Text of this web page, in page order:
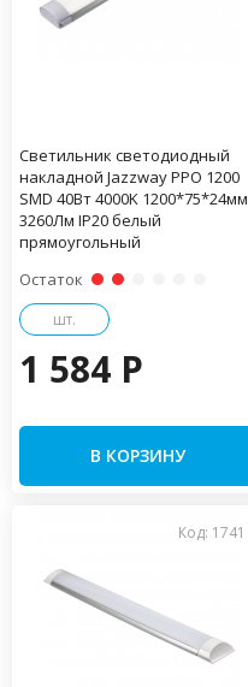
Светильник светодиодный
накладной Jazzway PPО 1200
SMD 40Вт 4000K 1200*75*24мм
3260Лм IP20 белый
прямоугольный
Остаток
шт.
1 584 P
В КОРЗИНУ
Код: 1741